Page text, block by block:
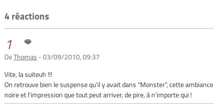
4 réactions
1
DeThomas - 03/09/2010, 09:37
Vite, la suiteuh !!!
On retrouve bien le suspense qu'il y avait dans "Monster", cette ambiance
noire et l'impression que tout peut arriver, de pire, à n'importe qui !